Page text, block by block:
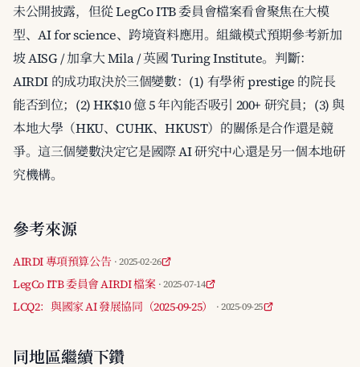
未公開披露，但從 LegCo ITB 委員會檔案看會聚焦在大模
型、AI for science、跨境資料應用。組織模式預期參考新加
坡 AISG / 加拿大 Mila / 英國 Turing Institute。判斷：
AIRDI 的成功取決於三個變數：(1) 有學術 prestige 的院長
能否到位；(2) HK$10 億 5 年內能否吸引 200+ 研究員；(3) 與
本地大學（HKU、CUHK、HKUST）的關係是合作還是競
爭。這三個變數決定它是國際 AI 研究中心還是另一個本地研
究機構。
參考來源
AIRDI 專項預算公告 · 2025-02-26
LegCo ITB 委員會 AIRDI 檔案 · 2025-07-14
LCQ2：與國家 AI 發展協同（2025-09-25） · 2025-09-25
同地區繼續下鑽